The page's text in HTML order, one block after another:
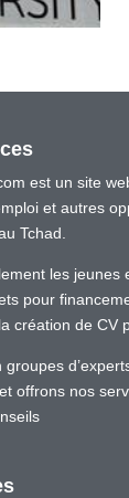
est un site
et autres
Tchad.
les jeunes
pour
création de CV
offrons nos